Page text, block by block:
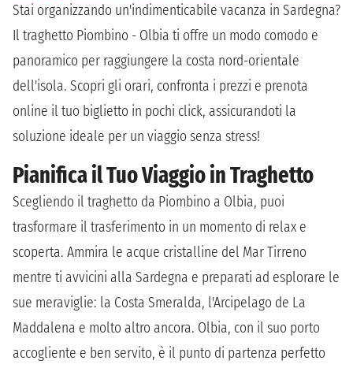
Stai organizzando un'indimenticabile vacanza in Sardegna?
Il traghetto Piombino - Olbia ti offre un modo comodo e
panoramico per raggiungere la costa nord-orientale
dell'isola. Scopri gli orari, confronta i prezzi e prenota
online il tuo biglietto in pochi click, assicurandoti la
soluzione ideale per un viaggio senza stress!
Pianifica il Tuo Viaggio in Traghetto
Scegliendo il traghetto da Piombino a Olbia, puoi
trasformare il trasferimento in un momento di relax e
scoperta. Ammira le acque cristalline del Mar Tirreno
mentre ti avvicini alla Sardegna e preparati ad esplorare le
sue meraviglie: la Costa Smeralda, l'Arcipelago de La
Maddalena e molto altro ancora. Olbia, con il suo porto
accogliente e ben servito, è il punto di partenza perfetto